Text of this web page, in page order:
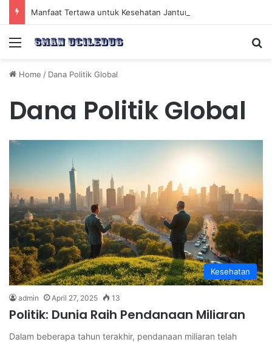
Menu
Home / Dana Politik Global
Dana Politik Global
Kesehatan
admin April 27, 2025 13
Politik: Dunia Raih Pendanaan Miliaran
Dalam beberapa tahun terakhir, pendanaan miliaran telah